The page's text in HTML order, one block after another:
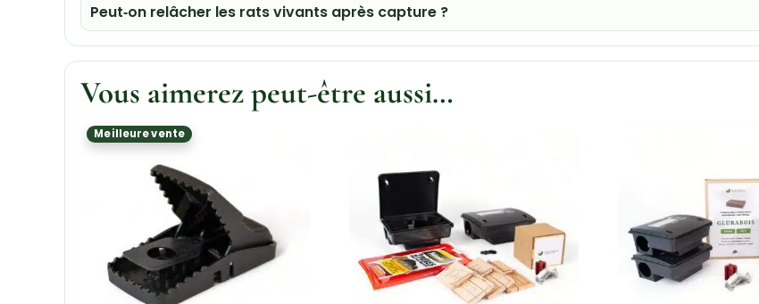
Peut‑on relâcher les rats vivants après capture ?
Vous aimerez peut-être aussi…
Meilleure vente